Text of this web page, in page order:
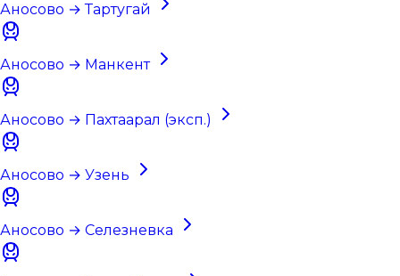
Аносово → Тартугай
Аносово → Манкент
Аносово → Пахтаарал (эксп.)
Аносово → Узень
Аносово → Селезневка